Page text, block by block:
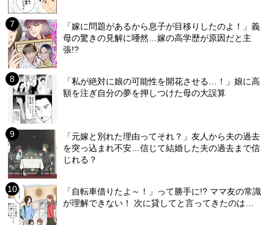
「嫁に問題があるから息子が目移りしたのよ！」義
母の驚きの見解に唖然…嫁の高学歴が原因だと主
張!?
「私が絶対に娘の可能性を開花させる…！」娘に高
額を注ぎ自分の夢を押しつけた母の大誤算
「元嫁と別れた理由ってそれ？」友人から夫の過去
を突っ込まれ不安…信じて結婚した夫の過去まで信
じれる？
「自転車借りたよ～！」って勝手に!? ママ友の常識
が理解できない！ 次に貸してと言ってきたのは…